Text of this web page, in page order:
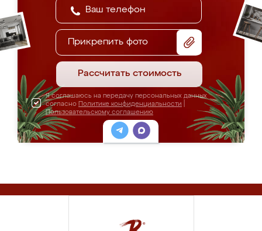
Прикрепить фото
Рассчитать стоимость
Я соглашаюсь на передачу персональных данных
согласно Политике конфиденциальности
Пользовательскому соглашению